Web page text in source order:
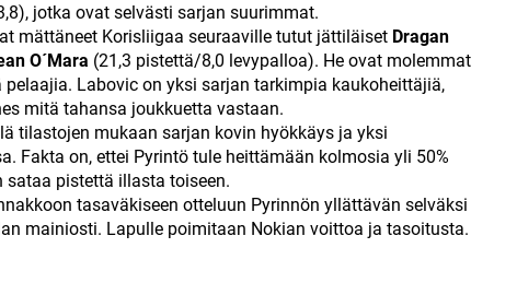
jotka ovat selvästi sarjan suurimmat.
mättäneet Korisliigaa seuraaville tutut jättiläiset Dragan
O´Mara (21,3 pistettä/8,0 levypalloa). He ovat molemmat
Labovic on yksi sarjan tarkimpia kaukoheittäjiä,
mitä tahansa joukkuetta vastaan.
tilastojen mukaan sarjan kovin hyökkäys ja yksi
Fakta on, ettei Pyrintö tule heittämään kolmosia yli 50%
sataa pistettä illasta toiseen.
tasaväkiseen otteluun Pyrinnön yllättävän selväksi
mainiosti. Lapulle poimitaan Nokian voittoa ja tasoitusta.